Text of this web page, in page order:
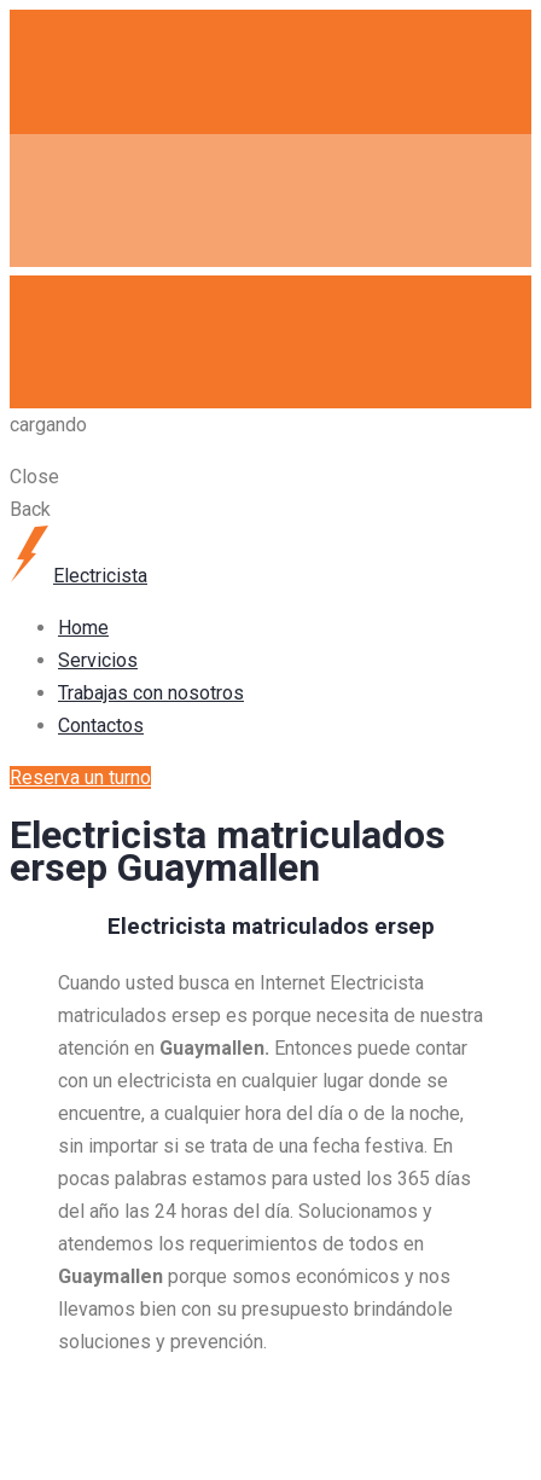
cargando
Close
Back
Electricista
Home
Servicios
Trabajas con nosotros
Contactos
Reserva un turno
Electricista matriculados
ersep Guaymallen
Electricista matriculados ersep
Cuando usted busca en Internet Electricista
matriculados ersep es porque necesita de nuestra
atención en Guaymallen. Entonces puede contar
con un electricista en cualquier lugar donde se
encuentre, a cualquier hora del día o de la noche,
sin importar si se trata de una fecha festiva. En
pocas palabras estamos para usted los 365 días
del año las 24 horas del día. Solucionamos y
atendemos los requerimientos de todos en
Guaymallen porque somos económicos y nos
llevamos bien con su presupuesto brindándole
soluciones y prevención.